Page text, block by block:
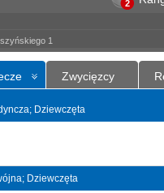
2
1
Zwycięzcy
Dziewczęta
Dziewczęta